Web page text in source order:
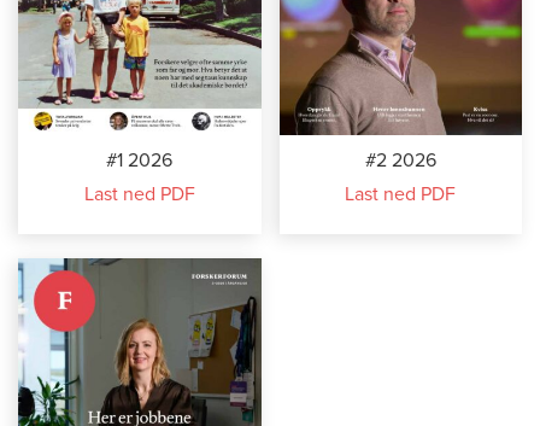
#1 2026
Last ned PDF
#2 2026
Last ned PDF